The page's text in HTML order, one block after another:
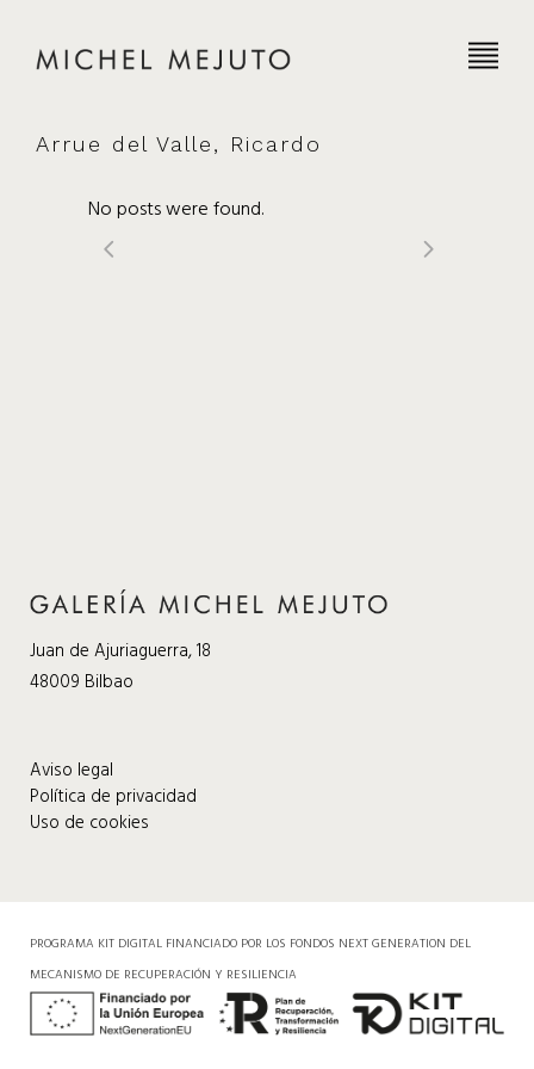
Arrue del Valle, Ricardo
No posts were found.
Juan de Ajuriaguerra, 18
48009 Bilbao
Aviso legal
Política de privacidad
Uso de cookies
PROGRAMA KIT DIGITAL FINANCIADO POR LOS FONDOS NEXT GENERATION DEL
MECANISMO DE RECUPERACIÓN Y RESILIENCIA